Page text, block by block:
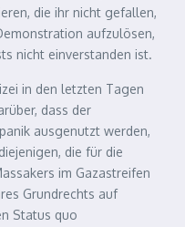
die ihr nicht gefallen,
aufzulösen,
nicht einverstanden ist.
in den letzten Tagen
dass der
ausgenutzt werden,
die für die
im Gazastreifen
Grundrechts auf
Status quo